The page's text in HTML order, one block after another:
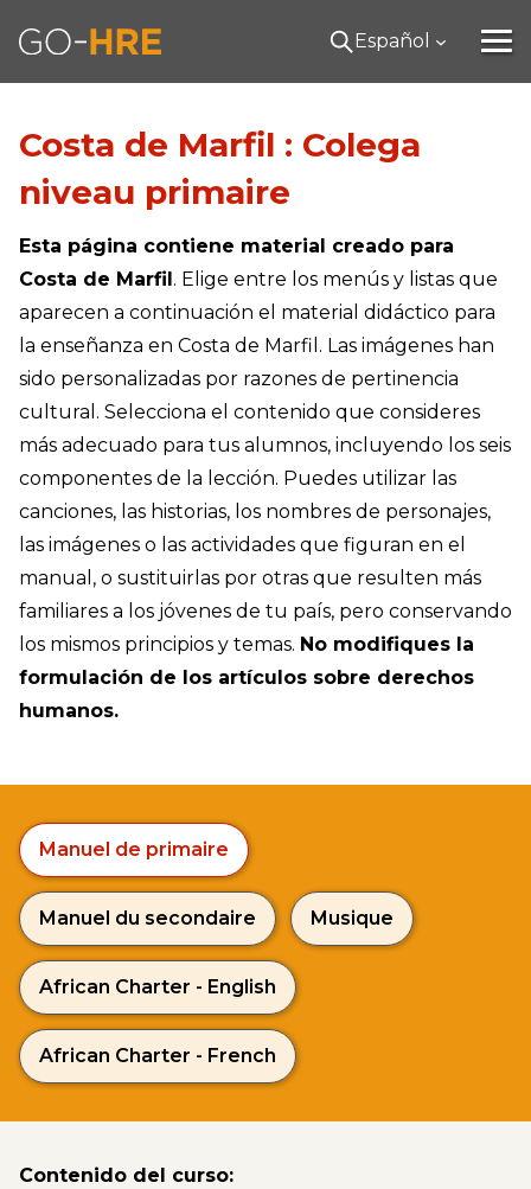
Español
Costa de Marfil : Colega
niveau primaire
Esta página contiene material creado para
Costa de Marfil. Elige entre los menús y listas que
aparecen a continuación el material didáctico para
la enseñanza en Costa de Marfil. Las imágenes han
sido personalizadas por razones de pertinencia
cultural. Selecciona el contenido que consideres
más adecuado para tus alumnos, incluyendo los seis
componentes de la lección. Puedes utilizar las
canciones, las historias, los nombres de personajes,
las imágenes o las actividades que figuran en el
manual, o sustituirlas por otras que resulten más
familiares a los jóvenes de tu país, pero conservando
los mismos principios y temas. No modifiques la
formulación de los artículos sobre derechos
humanos.
Manuel de primaire
Manuel du secondaire Musique
African Charter - English
African Charter - French
Contenido del curso: